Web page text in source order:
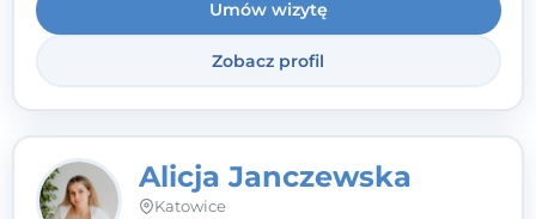
Umów wizytę
Zobacz profil
Alicja Janczewska
Katowice